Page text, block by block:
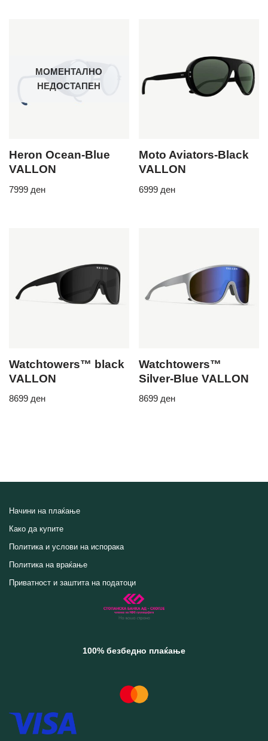
МОМЕНТАЛНО
НЕДОСТАПЕН
Heron Ocean-Blue
VALLON
7999 ден
Moto Aviators-Black
VALLON
6999 ден
Watchtowers™ black
VALLON
8699 ден
Watchtowers™
Silver-Blue VALLON
8699 ден
Начини на плаќање
Како да купите
Политика и услови на испорака
Политика на враќање
Приватност и заштита на податоци
100% безбедно плаќање